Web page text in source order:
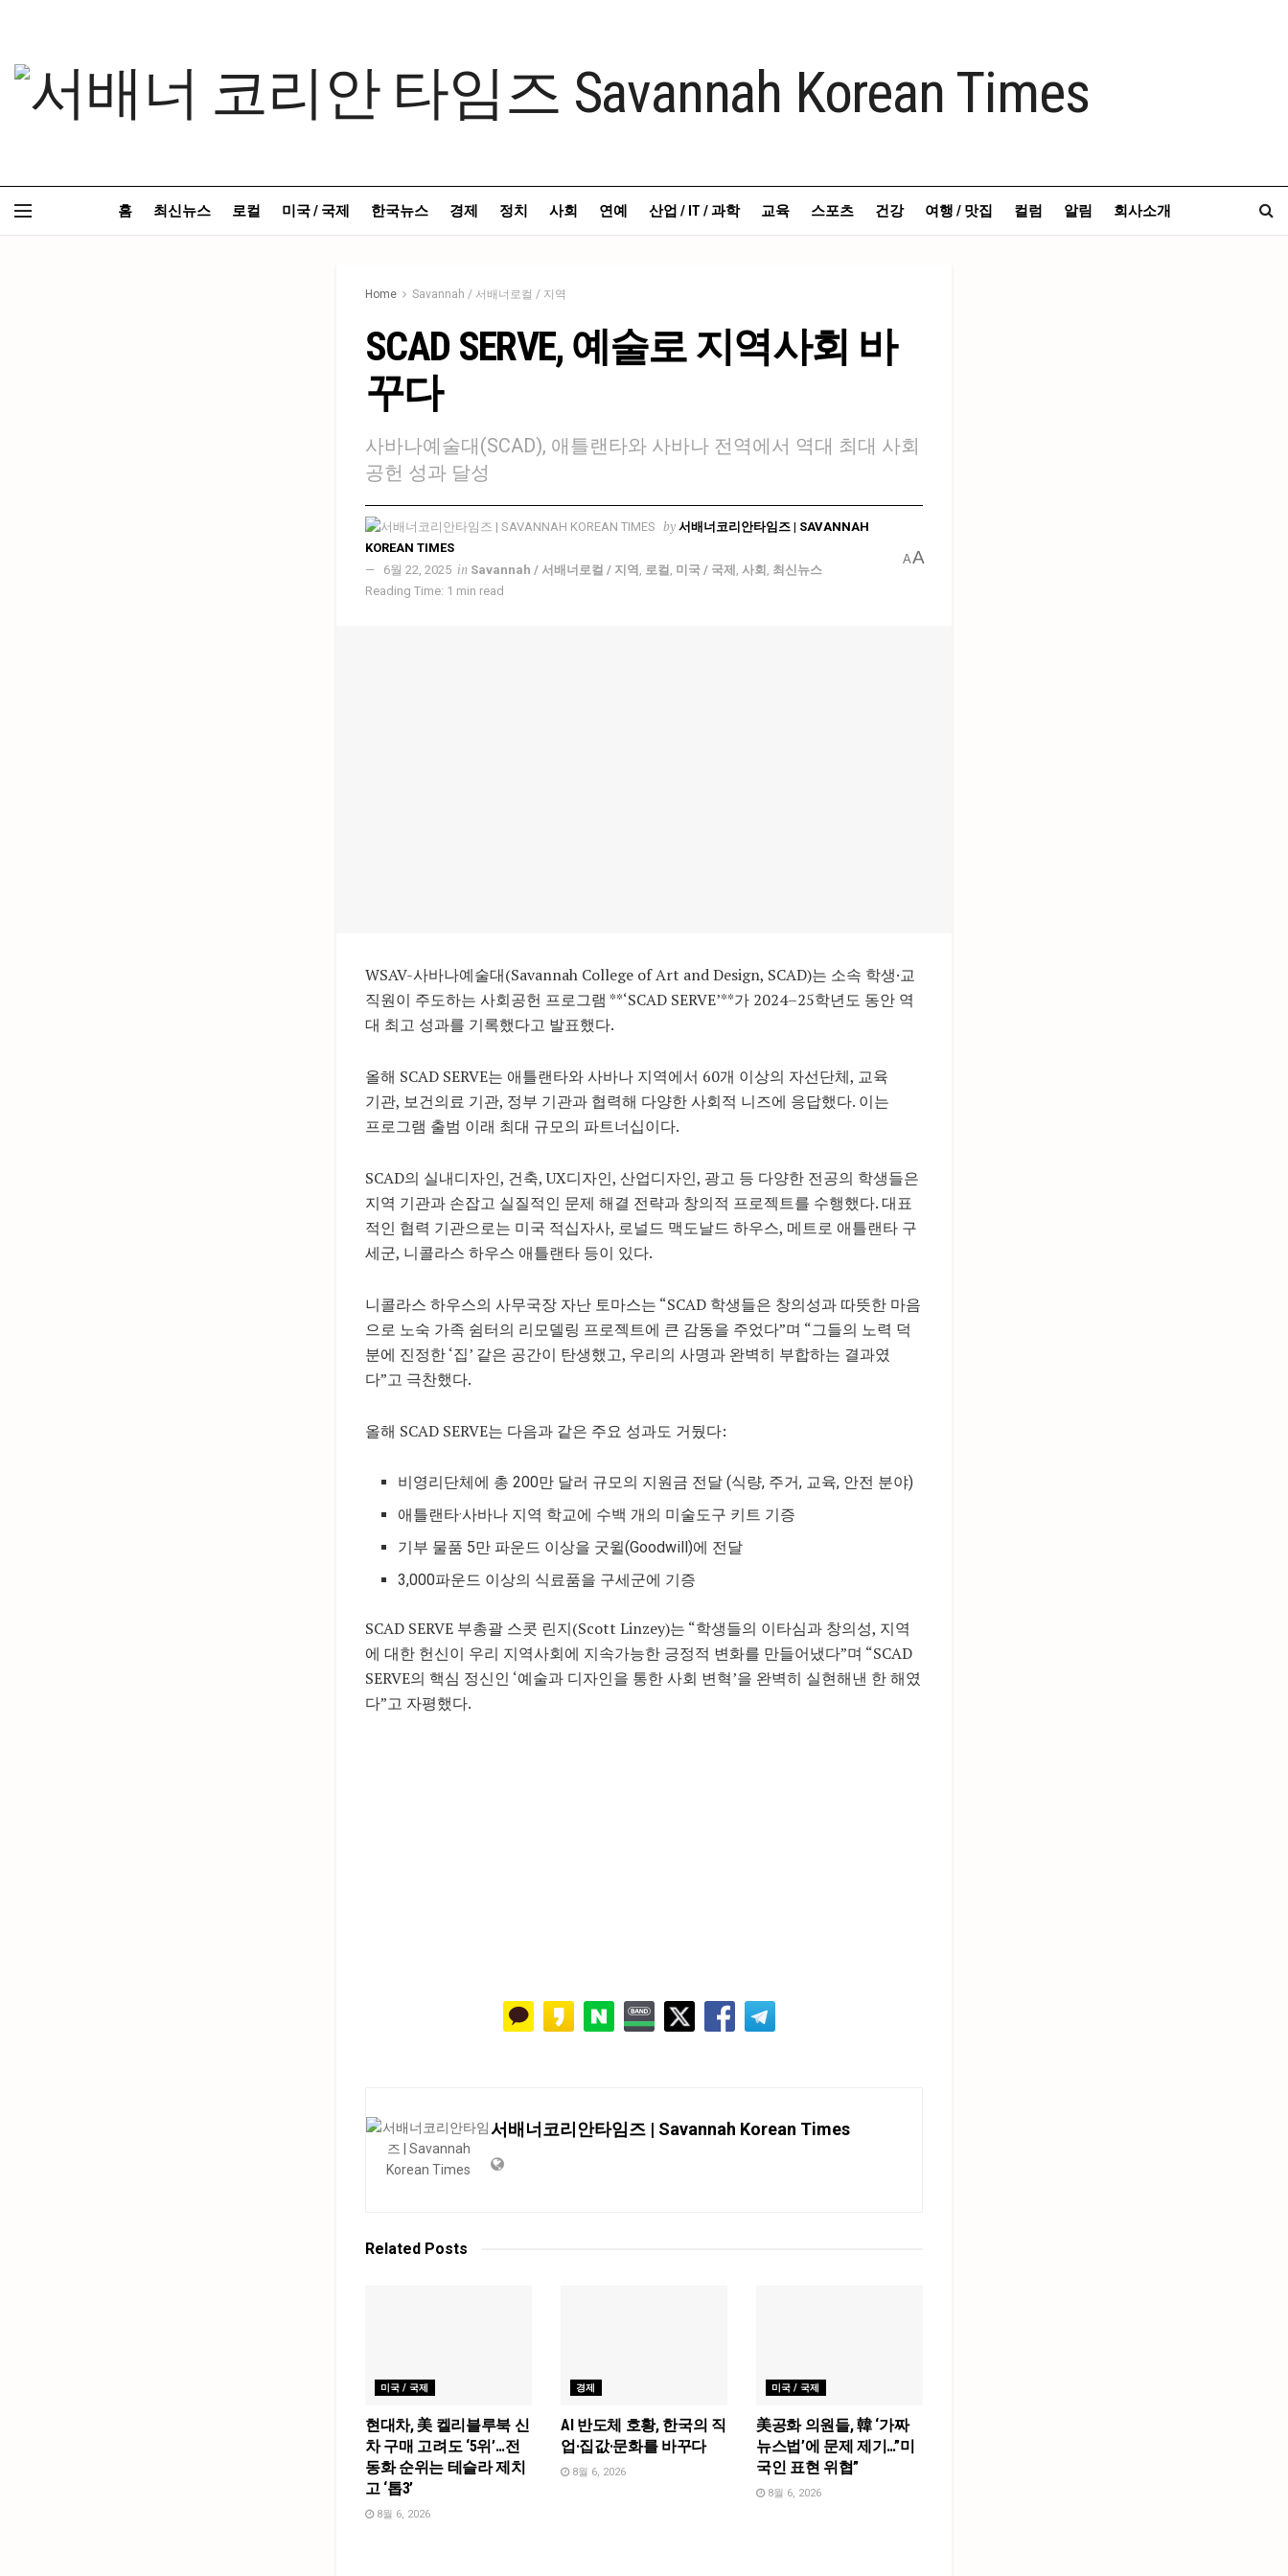
홈 최신뉴스 로컬 미국 / 국제 한국뉴스 경제 정치 사회 연예 산업 / IT / 과학 교육 스포츠 건강 여행 / 맛집 컬럼 알림 회사소개
Home Savannah / 서배너로컬 / 지역
SCAD SERVE, 예술로 지역사회 바
꾸다
사바나예술대(SCAD), 애틀랜타와 사바나 전역에서 역대 최대 사회
공헌 성과 달성
by 서배너코리안타임즈 | SAVANNAH
KOREAN TIMES
6월 22, 2025 in Savannah / 서배너로컬 / 지역 , 로컬 , 미국 / 국제 , 사회 , 최신뉴스
Reading Time: 1 min read
AA
WSAV-사바나예술대(Savannah College of Art and Design, SCAD)는 소속 학생·교
직원이 주도하는 사회공헌 프로그램 **‘SCAD SERVE’**가 2024–25학년도 동안 역
대 최고 성과를 기록했다고 발표했다.
올해 SCAD SERVE는 애틀랜타와 사바나 지역에서 60개 이상의 자선단체, 교육
기관, 보건의료 기관, 정부 기관과 협력해 다양한 사회적 니즈에 응답했다. 이는
프로그램 출범 이래 최대 규모의 파트너십이다.
SCAD의 실내디자인, 건축, UX디자인, 산업디자인, 광고 등 다양한 전공의 학생들은
지역 기관과 손잡고 실질적인 문제 해결 전략과 창의적 프로젝트를 수행했다. 대표
적인 협력 기관으로는 미국 적십자사, 로널드 맥도날드 하우스, 메트로 애틀랜타 구
세군, 니콜라스 하우스 애틀랜타 등이 있다.
니콜라스 하우스의 사무국장 자난 토마스는 “SCAD 학생들은 창의성과 따뜻한 마음
으로 노숙 가족 쉼터의 리모델링 프로젝트에 큰 감동을 주었다”며 “그들의 노력 덕
분에 진정한 ‘집’ 같은 공간이 탄생했고, 우리의 사명과 완벽히 부합하는 결과였
다”고 극찬했다.
올해 SCAD SERVE는 다음과 같은 주요 성과도 거뒀다:
비영리단체에 총 200만 달러 규모의 지원금 전달 (식량, 주거, 교육, 안전 분야)
애틀랜타·사바나 지역 학교에 수백 개의 미술도구 키트 기증
기부 물품 5만 파운드 이상을 굿윌(Goodwill)에 전달
3,000파운드 이상의 식료품을 구세군에 기증
SCAD SERVE 부총괄 스콧 린지(Scott Linzey)는 “학생들의 이타심과 창의성, 지역
에 대한 헌신이 우리 지역사회에 지속가능한 긍정적 변화를 만들어냈다”며 “SCAD
SERVE의 핵심 정신인 ‘예술과 디자인을 통한 사회 변혁’을 완벽히 실현해낸 한 해였
다”고 자평했다.
서배너코리안타임즈 | Savannah Korean Times
Related Posts
미국 / 국제
현대차, 美 켈리블루북 신
차 구매 고려도 ‘5위’…전
동화 순위는 테슬라 제치
고 ‘톱3’
8월 6, 2026
경제
AI 반도체 호황, 한국의 직
업·집값·문화를 바꾸다
8월 6, 2026
미국 / 국제
美공화 의원들, 韓 ‘가짜
뉴스법’에 문제 제기…”미
국인 표현 위협”
8월 6, 2026